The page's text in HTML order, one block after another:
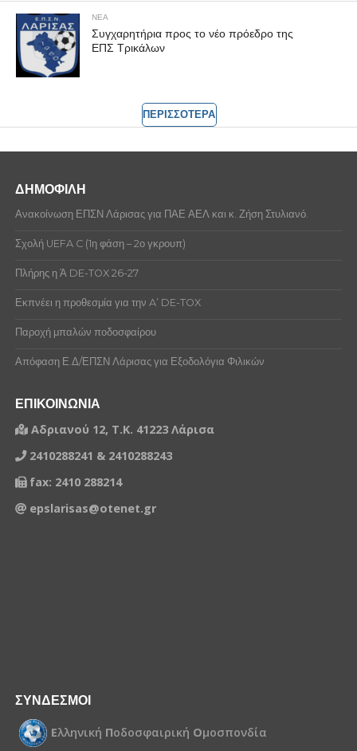
ΝΕΑ
Συγχαρητήρια προς το νέο πρόεδρο της
ΕΠΣ Τρικάλων
ΠΕΡΙΣΣΟΤΕΡΑ
ΔΗΜΟΦΙΛΗ
Ανακοίνωση ΕΠΣΝ Λάρισας για ΠΑΕ ΑΕΛ και κ. Ζήση Στυλιανό.
Σχολή UEFA C (1η φάση – 2ο γκρουπ)
Πλήρης η Ά DE-TOX 26-27
Εκπνέει η προθεσμία για την A’ DE-TOX
Παροχή μπαλών ποδοσφαίρου
Απόφαση Ε.Δ/ΕΠΣΝ Λάρισας για Εξοδολόγια Φιλικών
ΕΠΙΚΟΙΝΩΝΙΑ
Αδριανού 12, Τ.Κ. 41223 Λάρισα
2410288241 & 2410288243
fax: 2410 288214
epslarisas@otenet.gr
ΣΥΝΔΕΣΜΟΙ
Ελληνική Ποδοσφαιρική Ομοσπονδία